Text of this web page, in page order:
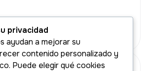
Book Now
privacidad
ayudan a mejorar su
contenido personalizado y
Puede elegir qué cookies